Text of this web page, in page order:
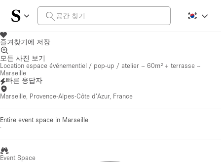
즐겨찾기에 저장
모든 사진 보기
Location espace événementiel / pop-up / atelier – 60m² + terrasse –
Marseille
빠른 응답자
Marseille, Provence-Alpes-Côte d'Azur, France
Entire event space in Marseille
·
Event Space